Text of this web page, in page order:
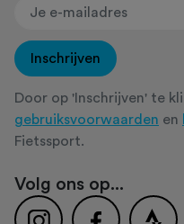
Inschrijven
Door op 'Inschrijven' te
gebruiksvoorwaarden en
Fietssport.
Volg ons op...